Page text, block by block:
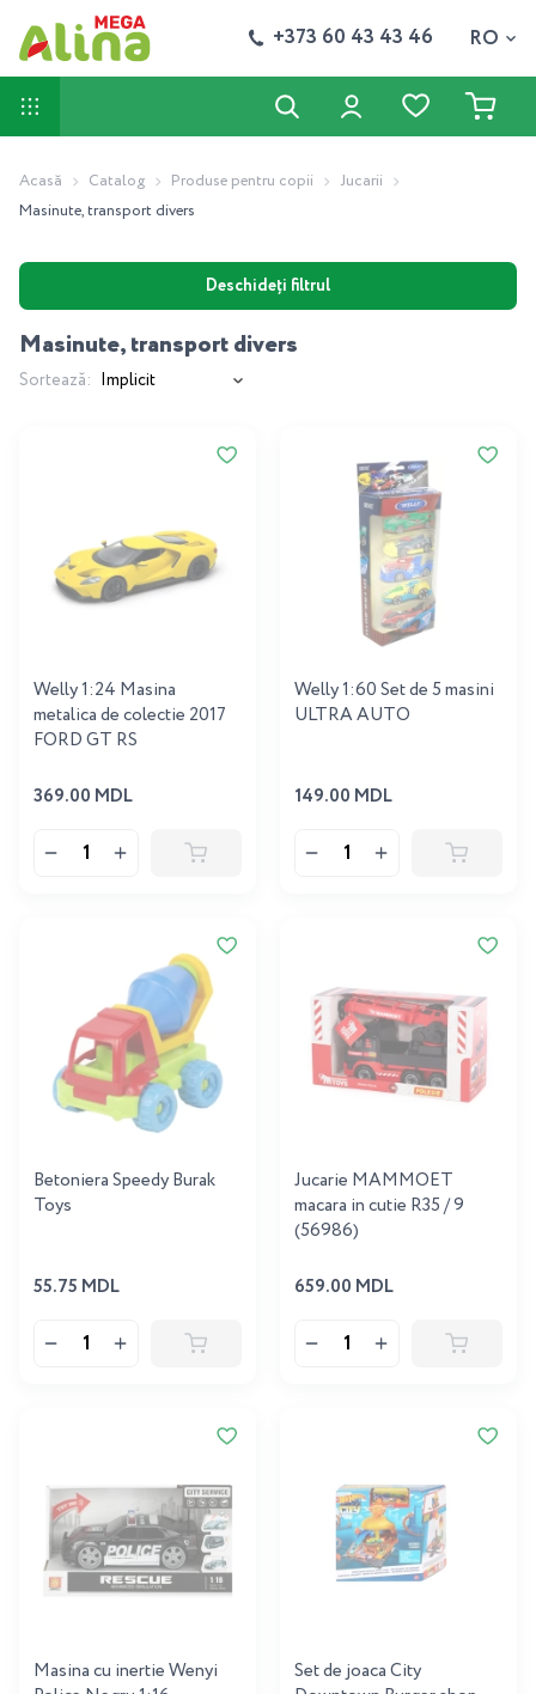
+373 60 43 43 46 RO
Acasă Catalog Produse pentru copii
Jucarii
Masinute, transport divers
Deschideți filtrul
Masinute, transport divers
Sortează:
Welly 1:24 Masina
metalica de colectie 2017
FORD GT RS
369.00 MDL
Welly 1:60 Set de 5 masini
ULTRA AUTO
149.00 MDL
Betoniera Speedy Burak
Toys
55.75 MDL
Jucarie MAMMOET
macara in cutie R35 / 9
(56986)
659.00 MDL
Masina cu inertie Wenyi
Set de joaca City